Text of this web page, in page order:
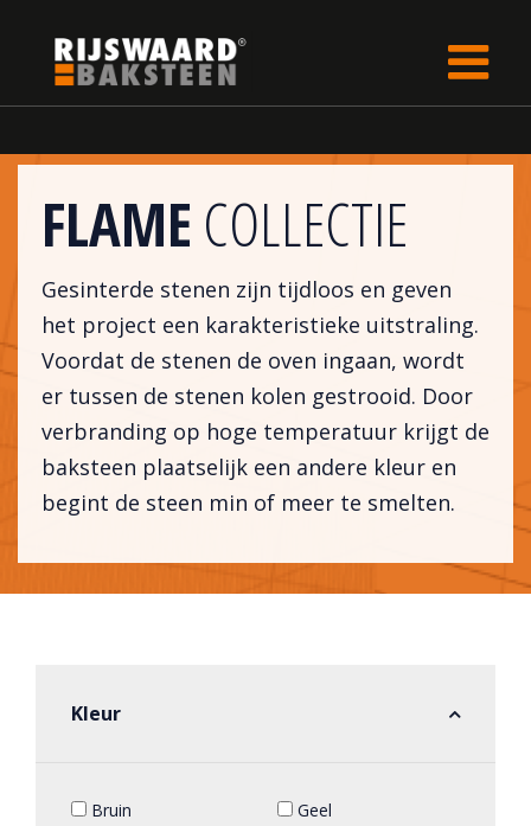
FLAME COLLECTIE
Gesinterde stenen zijn tijdloos en geven
het project een karakteristieke uitstraling.
Voordat de stenen de oven ingaan, wordt
er tussen de stenen kolen gestrooid. Door
verbranding op hoge temperatuur krijgt de
baksteen plaatselijk een andere kleur en
begint de steen min of meer te smelten.
Kleur
Bruin Geel